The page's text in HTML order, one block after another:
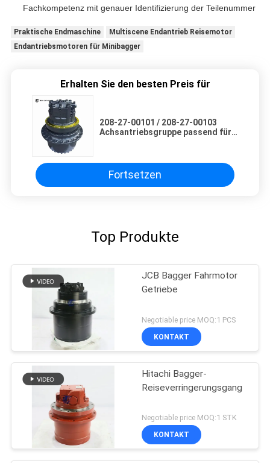
Fachkompetenz mit genauer Identifizierung der Teilenummer
Praktische Endmaschine
Multiscene Endantrieb Reisemotor
Endantriebsmotoren für Minibagger
Erhalten Sie den besten Preis für
208-27-00101 / 208-27-00103
Achsantriebsgruppe passend für
Fortsetzen
Top Produkte
JCB Bagger Fahrmotor
Getriebe
Negotiable price MOQ:1 PCS
KONTAKT
Hitachi Bagger-
Reiseverringerungsgang
Negotiable price MOQ:1 STK
KONTAKT